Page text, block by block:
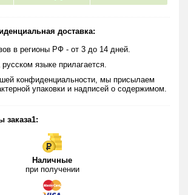
доставка:
в регионы РФ - от 3 до 14 дней.
русском языке прилагается.
конфиденциальности, мы присылаем
упаковки и надписей о содержимом.
заказа1:
Наличные
при получении